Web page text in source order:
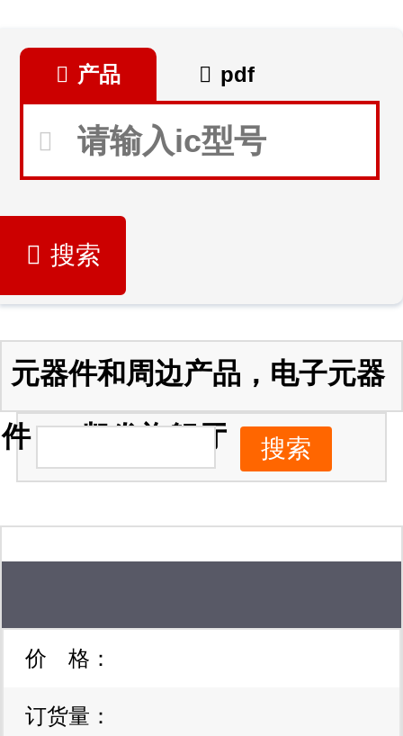
产品 pdf
搜索
元器件和周边产品，电子元器
件 -ag凯发旗舰厅
价 格：
订货量：